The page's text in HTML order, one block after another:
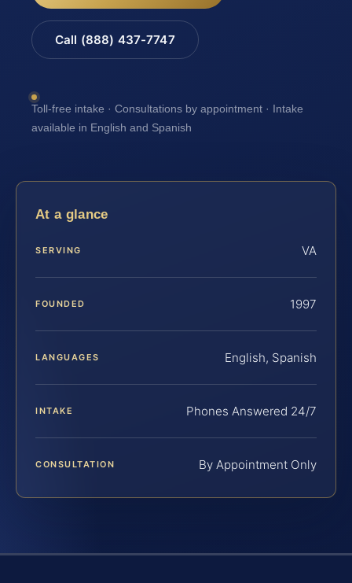
Call (888) 437-7747
Toll-free intake · Consultations by appointment · Intake
available in English and Spanish
At a glance
SERVING VA
FOUNDED 1997
LANGUAGES English, Spanish
INTAKE Phones Answered 24/7
CONSULTATION By Appointment Only